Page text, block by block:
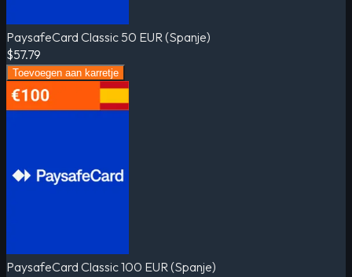
PaysafeCard Classic 50 EUR (Spanje)
$57.79
Toevoegen aan karretje
PaysafeCard Classic 100 EUR (Spanje)